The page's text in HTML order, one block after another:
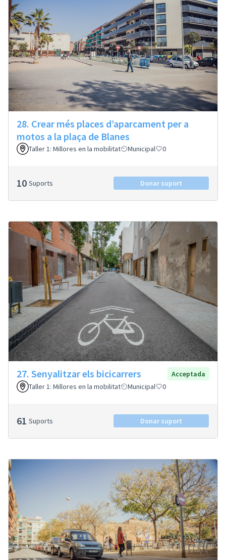
28. Crear més places d’aparcament per a
motos a la plaça de Blanes
Taller 1: Millores en la mobilitat Municipal 0
10 Suports Donar suport
27. Senyalitzar els bicicarrers
Acceptada
Taller 1: Millores en la mobilitat
Municipal 0
61 Suports Donar suport